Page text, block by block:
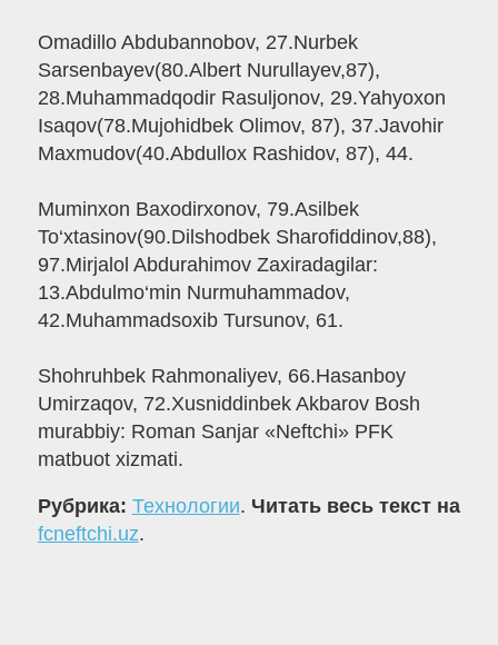
Omadillo Abdubannobov, 27.Nurbek
Sarsenbayev(80.Albert Nurullayev,87),
28.Muhammadqodir Rasuljonov, 29.Yahyoxon
Isaqov(78.Mujohidbek Olimov, 87), 37.Javohir
Maxmudov(40.Abdullox Rashidov, 87), 44.
Muminxon Baxodirxonov, 79.Asilbek
To‘xtasinov(90.Dilshodbek Sharofiddinov,88),
97.Mirjalol Abdurahimov Zaxiradagilar:
13.Abdulmo‘min Nurmuhammadov,
42.Muhammadsoxib Tursunov, 61.
Shohruhbek Rahmonaliyev, 66.Hasanboy
Umirzaqov, 72.Xusniddinbek Akbarov Bosh
murabbiy: Roman Sanjar «Neftchi» PFK
matbuot xizmati.
Рубрика: Технологии. Читать весь текст на
fcneftchi.uz.